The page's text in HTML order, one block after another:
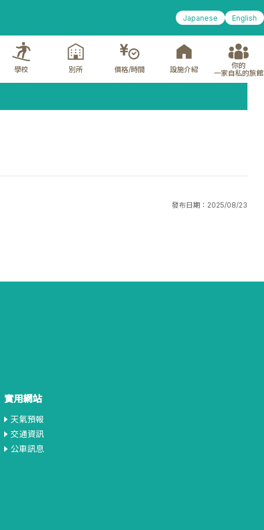
學校 別所 價格/時間 設施介紹
你的
一家自私的旅館
Japanese English
發布日期： 2025/08/23
實用網站
天氣預報
交通資訊
公車訊息